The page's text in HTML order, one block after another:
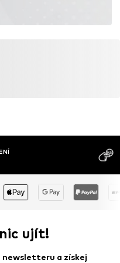
ujít!
newsletteru a získej